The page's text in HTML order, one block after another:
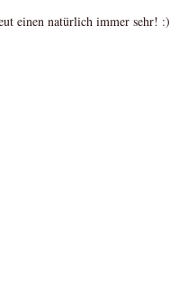
einen natürlich immer sehr! :)